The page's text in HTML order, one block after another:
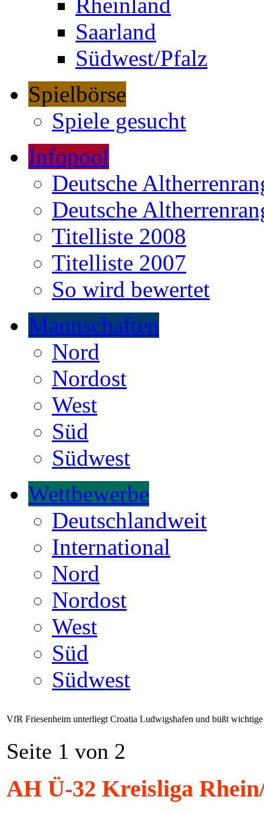
Rheinland
Saarland
Südwest/Pfalz
Spielbörse
Spiele gesucht
Infopool
Deutsche
Deutsche
Titelliste 2008
Titelliste 2007
So wird bewertet
Mannschaften
Nord
Nordost
West
Süd
Südwest
Wettbewerbe
Deutschlandweit
International
Nord
Nordost
West
Süd
Südwest
VfR Friesenheim unterliegt Croatia Ludwigshafen und büßt
Seite 1 von 2
AH Ü-32 Kreisliga